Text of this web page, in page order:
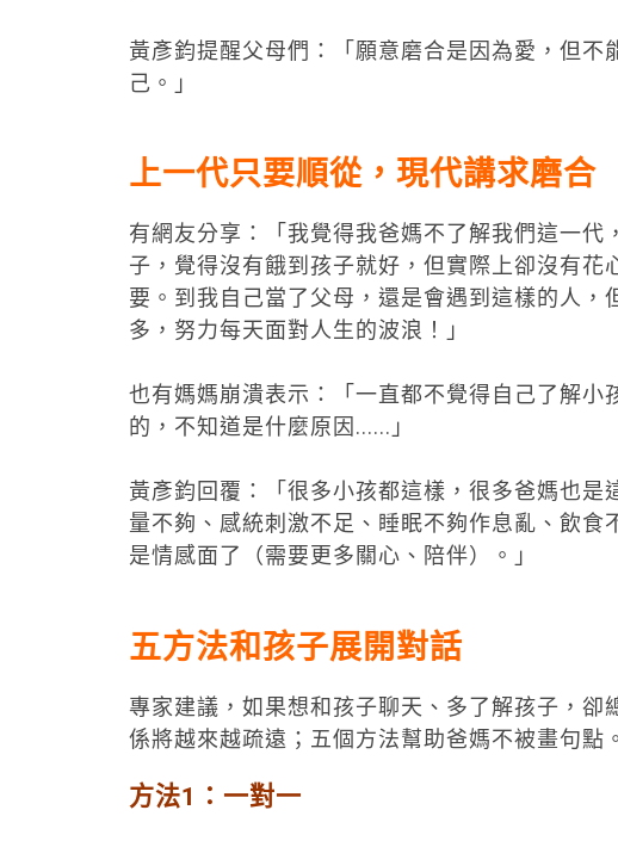
黃彥鈞提醒父母們：「願意磨合是因為愛，但
己。」
上一代只要順從，現代講求磨合
有網友分享：「我覺得我爸媽不了解我們這一
子，覺得沒有餓到孩子就好，但實際上卻沒有
要。到我自己當了父母，還是會遇到這樣的人
多，努力每天面對人生的波浪！」
也有媽媽崩潰表示：「一直都不覺得自己了解
的，不知道是什麼原因......」
黃彥鈞回覆：「很多小孩都這樣，很多爸媽也
量不夠、感統刺激不足、睡眠不夠作息亂、飲
是情感面了（需要更多關心、陪伴）。」
五方法和孩子展開對話
專家建議，如果想和孩子聊天、多了解孩子，
係將越來越疏遠；五個方法幫助爸媽不被畫句點。
方法1：一對一